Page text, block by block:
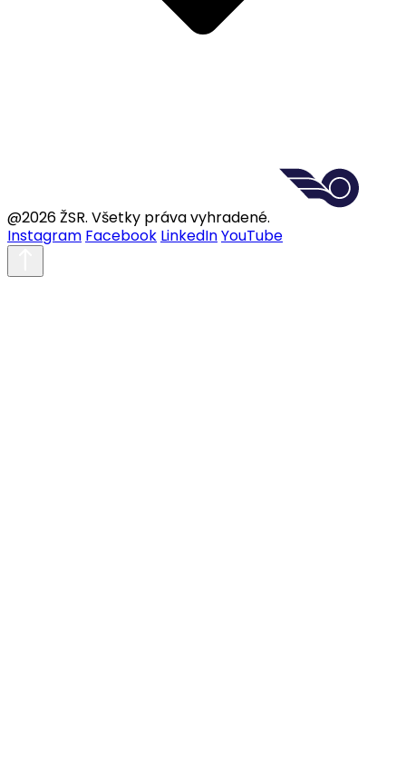
@2026 ŽSR. Všetky práva vyhradené.
Instagram Facebook LinkedInYouTube